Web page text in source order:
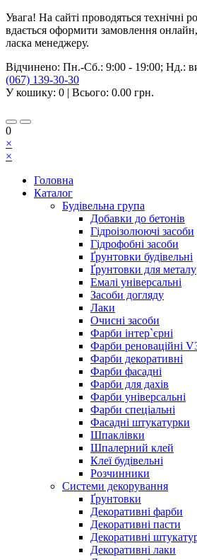
Увага! На сайті проводяться технічні
вдається оформити замовлення
ласка менеджеру.
Відчинено: Пн.-Сб.: 9:00 - 19:00; Нд.:
(067) 139-30-30
У кошику: 0 | Всього: 0.00 грн.
0
×
×
Головна
Каталог
Будівельна група
Добавки до бетонів
Гідроізолюючі засоби
Гідрофобні засоби
Ґрунтовки будівельні
Ґрунтовки для металу
Емалі універсальні
Засоби догляду
Лаки
Очисні засоби
Фарби інтер`єрні
Фарби реноваційні
Фарби декоративні
Фарби фасадні
Фарби для дахів
Фарби універсальні
Фарби спеціальні
Фасадні штукатурки
Шпаклівки
Шпалерний клей
Клеї будівельні
Розчинники
Системи декорування
Ґрунтовки
Декоративні фарби
Декоративні пасти
Декоративні
Декоративні лаки